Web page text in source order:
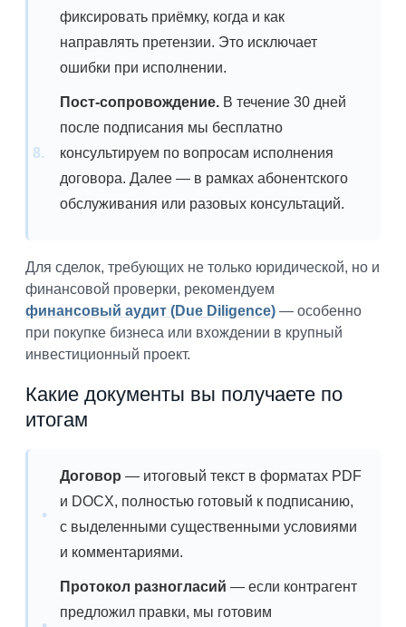
фиксировать приёмку, когда и как
направлять претензии. Это исключает
ошибки при исполнении.
Пост-сопровождение. В течение 30 дней
после подписания мы бесплатно
консультируем по вопросам исполнения
договора. Далее — в рамках абонентского
обслуживания или разовых консультаций.
Для сделок, требующих не только юридической, но и
финансовой проверки, рекомендуем
финансовый аудит (Due Diligence) — особенно
при покупке бизнеса или вхождении в крупный
инвестиционный проект.
Какие документы вы получаете по
итогам
Договор — итоговый текст в форматах PDF
и DOCX, полностью готовый к подписанию,
с выделенными существенными условиями
и комментариями.
Протокол разногласий — если контрагент
предложил правки, мы готовим